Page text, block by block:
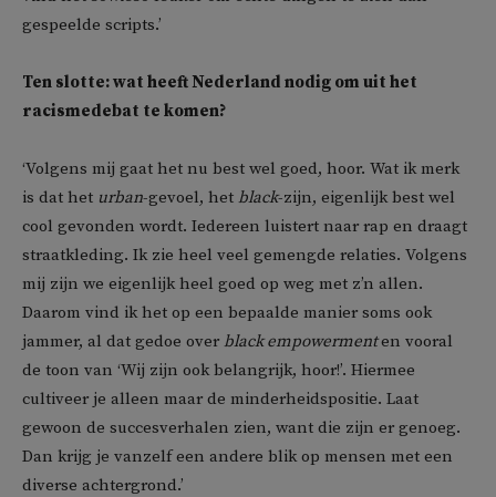
gespeelde scripts.’
Ten slotte: wat heeft Nederland nodig om uit het
racismedebat te komen?
‘Volgens mij gaat het nu best wel goed, hoor. Wat ik merk
is dat het urban-gevoel, het black-zijn, eigenlijk best wel
cool gevonden wordt. Iedereen luistert naar rap en draagt
straatkleding. Ik zie heel veel gemengde relaties. Volgens
mij zijn we eigenlijk heel goed op weg met z’n allen.
Daarom vind ik het op een bepaalde manier soms ook
jammer, al dat gedoe over black empowermenten vooral
de toon van ‘Wij zijn ook belangrijk, hoor!’. Hiermee
cultiveer je alleen maar de minderheidspositie. Laat
gewoon de succesverhalen zien, want die zijn er genoeg.
Dan krijg je vanzelf een andere blik op mensen met een
diverse achtergrond.’